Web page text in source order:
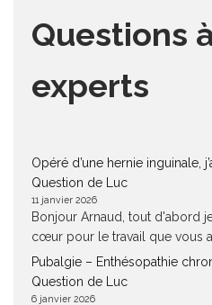
Questions
experts
Opéré d’une hernie inguinale,
Question de Luc
11 janvier 2026
Bonjour Arnaud, tout d'abord
cœur pour le travail que vous
Pubalgie – Enthésopathie
Question de Luc
6 janvier 2026